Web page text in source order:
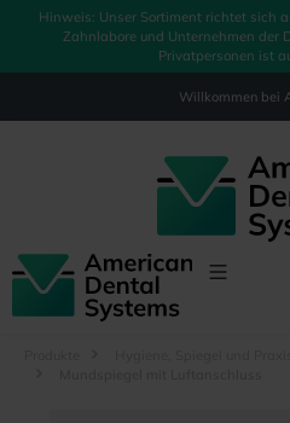
springen
Hinweis: Unser Sortiment richtet sich
Zahnlabore und Unternehmen der
Privatpersonen ist
Willkommen bei